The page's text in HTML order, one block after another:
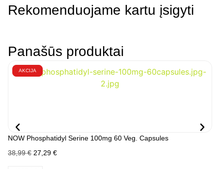
Rekomenduojame kartu įsigyti
Panašūs produktai
AKCIJA
NOW Phosphatidyl Serine 100mg 60 Veg. Capsules
38,99€ 27,29 €